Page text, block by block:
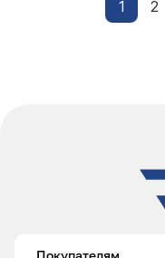
1 2
Покупателям